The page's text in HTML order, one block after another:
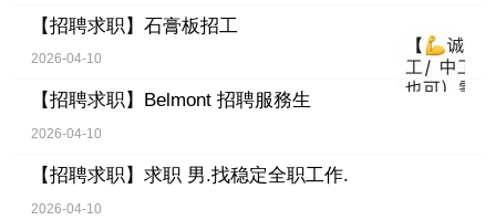
【招聘求职】 石膏板招工
2026-04-10
【招聘求职】 Belmont 招聘服務生
2026-04-10
【招聘求职】 求职 男.找稳定全职工作.
2026-04-10